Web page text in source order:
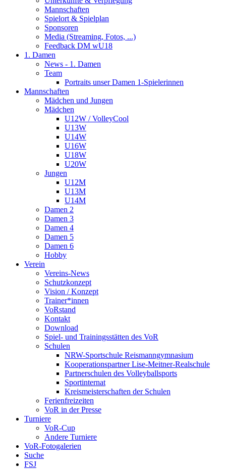
Mannschaften
Spielort & Spielplan
Sponsoren
Media (Streaming, Fotos, ...)
Feedback DM wU18
1. Damen
News - 1. Damen
Team
Portraits unser Damen 1-Spielerinnen
Mannschaften
Mädchen und Jungen
Mädchen
U12W / VolleyCool
U13W
U14W
U16W
U18W
U20W
Jungen
U12M
U13M
U14M
Damen 2
Damen 3
Damen 4
Damen 5
Damen 6
Hobby
Verein
Vereins-News
Schutzkonzept
Vision / Konzept
Trainer*innen
VoRstand
Kontakt
Download
Spiel- und Trainingsstätten des VoR
Schulen
NRW-Sportschule Reismanngymnasium
Kooperationspartner Lise-Meitner-Realschule
Partnerschulen des Volleyballsports
Sportinternat
Kreismeisterschaften der Schulen
Ferienfreizeiten
VoR in der Presse
Turniere
VoR-Cup
Andere Turniere
VoR-Fotogalerien
Suche
FSJ